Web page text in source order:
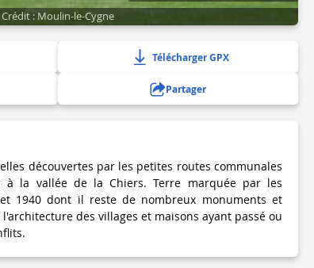
Crédit : Moulin-le-Cygne
Télécharger GPX
Partager
découvertes par les petites routes communales
la vallée de la Chiers. Terre marquée par les
1940 dont il reste de nombreux monuments et
des villages et maisons ayant passé ou